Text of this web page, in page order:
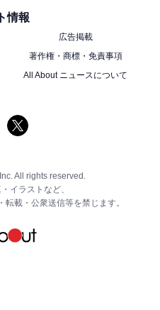
情報
広告掲載
著作権・商標・免責事項
All About ニュースについて
All rights reserved.
イラストなど、
載・公衆送信等を禁じます。